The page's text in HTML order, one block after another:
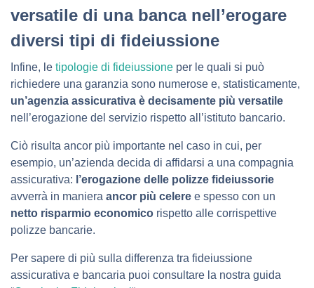
versatile di una banca nell’erogare
diversi tipi di fideiussione
Infine, le tipologie di fideiussione per le quali si può
richiedere una garanzia sono numerose e, statisticamente,
un’agenzia assicurativa è decisamente più versatile
nell’erogazione del servizio rispetto all’istituto bancario.
Ciò risulta ancor più importante nel caso in cui, per
esempio, un’azienda decida di affidarsi a una compagnia
assicurativa: l’erogazione delle polizze fideiussorie
avverrà in maniera ancor più celere e spesso con un
netto risparmio economico rispetto alle corrispettive
polizze bancarie.
Per sapere di più sulla differenza tra fideiussione
assicurativa e bancaria puoi consultare la nostra guida